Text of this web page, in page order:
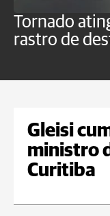
Tornado
rastro de
Gleisi
ministro
Curitiba